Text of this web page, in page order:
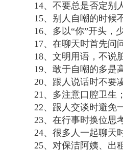
14、不要总是否定别
15、别人自嘲的时候
16、多以“你”开头，
17、在聊天时首先问
18、文明用语，不说
19、敢于自嘲的多是
20、跟人说话时不要
21、多注意口腔卫生；
22、跟人交谈时避免
23、在行事时换位思
24、很多人一起聊天
25、对保洁阿姨、出